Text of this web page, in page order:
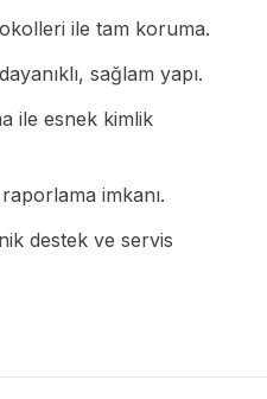
ile tam koruma.
sağlam yapı.
ile esnek kimlik
imkanı.
destek ve servis